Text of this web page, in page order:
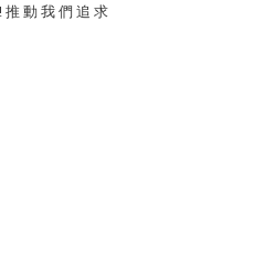
推 動 我 們 追 求